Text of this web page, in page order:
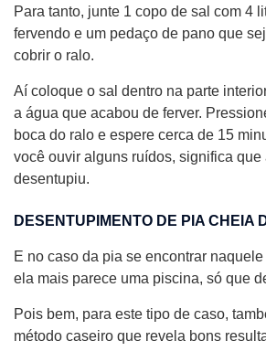
Para tanto, junte 1 copo de sal com 4
fervendo e um pedaço de pano que
cobrir o ralo.
Aí coloque o sal dentro na parte
a água que acabou de ferver.
boca do ralo e espere cerca de 15
você ouvir alguns ruídos, significa que
desentupiu.
DESENTUPIMENTO DE PIA CHEIA
E no caso da pia se encontrar
ela mais parece uma piscina, só que
Pois bem, para este tipo de caso,
método caseiro que revela bons